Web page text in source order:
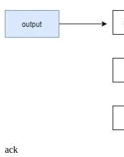
ack